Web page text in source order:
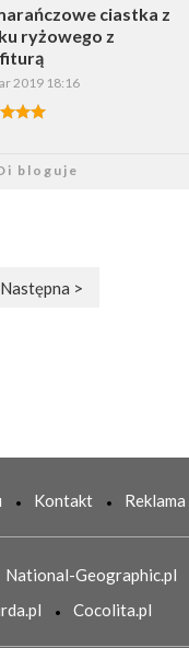
ciastka z
ryżowego z
2019 18:16
bloguje
Następna >
Kontakt Reklama
National-Geographic.pl
Cocolita.pl